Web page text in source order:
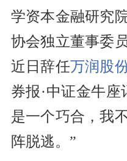
学资本金融研究
协会独立董事委
近日辞任万润股
券报·中证金牛
是一个巧合，我
阵脱逃。”